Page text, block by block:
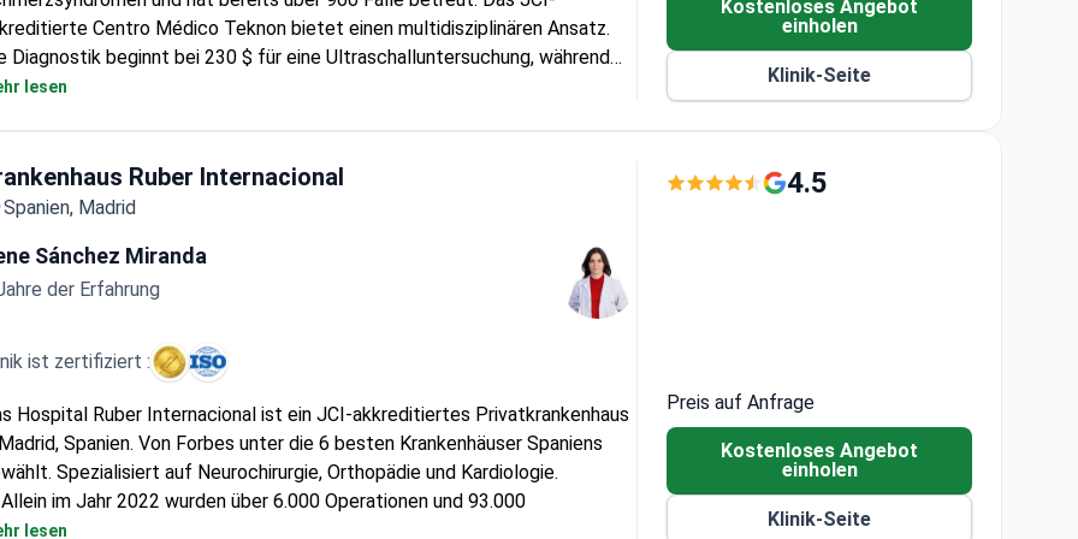
Anna Pujol verfügt über 36 Jahre Erfahrung in der Neurologie und bei
und hat bereits über 900 Fälle betreut. Das JCI-
Centro Médico Teknon bietet einen multidisziplinären Ansatz.
Diagnostik beginnt bei 230 $ für eine Ultraschalluntersuchung, während
enthalten.
Kostenloses Angebot
einholen
Ruber Internacional
Spanien, Madrid
Sánchez Miranda
Hospital Ruber Internacional ist ein JCI-akkreditiertes Privatkrankenhaus
Spanien. Von Forbes unter die 6 besten Krankenhäuser Spaniens
Spezialisiert auf Neurochirurgie, Orthopädie und Kardiologie.
Preis auf Anfrage
Kostenloses Angebot
einholen